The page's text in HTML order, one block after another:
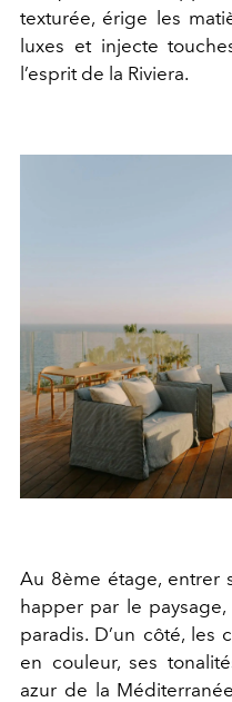
texturée, érige les
luxes et injecte
l’esprit de la Riviera.
Au 8ème étage, entrer
happer par le paysage,
paradis. D’un côté, les
en couleur, ses
azur de la